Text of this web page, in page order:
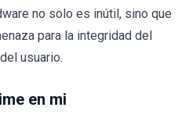
no solo es inútil, sino que
para la integridad del
usuario.
en mi